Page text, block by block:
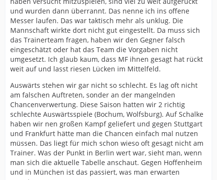
Außerdem meinte ich die Saisonübergreifenden
Auswärtsspiele.
Die sind in jüngster Vergangenheit einfach nur schlecht.
Den hier allzuoft zitierten braunen Streifen in der Hose
haben wir uns patentieren lassen.
Sorry, aber deine Meinung das wir auswärts gar nicht
"soooo schlecht" darstehen oder spielen, hast du
wahrscheinlich exclusiv.
Fußball spielen oder angucken darf ruhig mal Spaß
machen.
Spaß machen aber in der Regel immer die Anderen.
und wurden dann überrannt. Das nenne ich ins offene
Messer laufen. Das war taktisch mehr als unklug. Die
Mannschaft wirkte dort nicht gut eingestellt. Da muss sich
das Trainerteam fragen, haben wir den Gegner falsch
eingeschätzt oder hat das Team die Vorgaben nicht
umgesetzt. Ich glaub kaum, dass MF ihnen gesagt hat rückt
weit auf und lasst riesen Lücken im Mittelfeld.
Auswärts stehen wir gar nicht so schlecht. Es lag oft nicht
am falschen Auftreten, sonder an der mangelnden
Chancenverwertung. Diese Saison hatten wir 2 richtig
schlechte Auswärtsspiele (Bochum, Wolfsburg). Auf Schalke
haben wir nen großen Kampf geliefert und gegen Stuttgart
und Frankfurt hätte man die Chancen einfach mal nutzen
müssen. Das liegt für mich schon wieso oft gesagt nicht am
Trainer. Was der Punkt in Berlin wert war, sieht man, wenn
man sich die aktuelle Tabelle anschaut. Gegen Hoffenheim
und in München ist das passiert, was man erwarten